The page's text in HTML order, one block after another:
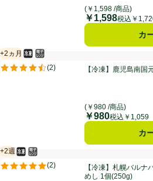
(￥1,598 /商品)
価格
￥1,598税込￥
カ
【冷凍】鹿児島南国元気鶏づくし弁当 1個
+2ヵ月
賞味・消費期限保証：2ヵ月
冷凍食品
電子レンジ使用可
(2)
評価は2件のレビューで5点中4.5点。
【冷凍】鹿児島南国
(￥980 /商品)
価格
￥980税込￥1,059
カ
【冷凍】札幌バルナバフーズ バターコ
+2週
賞味・消費期限保証：2週間
冷凍食品
電子レンジ使用可
(2)
評価は2件のレビューで5点中5.0点。
【冷凍】札幌バルナ
めし 1個(250g)